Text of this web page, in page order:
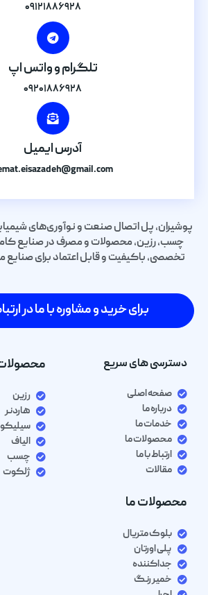
۰۹۱۲۱۸۸۶۹۲۸
تلگرام و واتس اپ
۰۹۲۰۱۸۸۶۹۲۸
آدرس ایمیل
پوشیران، پل اتصال صنعت و نوآوری‌های
چسب، رزین، محصولات و مصرف در صنایع
تخصصی، باکیفیت و قابل اعتماد برای صنایع
برای خرید و مشاوره با ما در
دسترسی های سریع
صفحه اصلی
درباره ما
خدمات ما
محصولات ما
ارتباط با ما
مقالات
رزین
هاردنر
الیاف
چسب
ژلکوت
محصولات ما
بلوک متریال
پلی اورتان
جداکننده
خمیر رنگ